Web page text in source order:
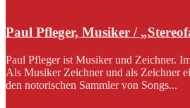
Paul Pfleger, Musiker /
Paul Pfleger ist Musiker und Zeichner.
Als Musiker Zeichner und als Zeichner
den notorischen Sammler von Songs...